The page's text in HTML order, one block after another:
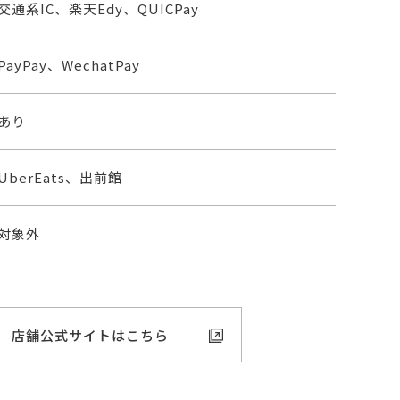
通系IC、楽天Edy、QUICPay
、WechatPay
り
、出前館
象外
店舗公式サイトはこちら